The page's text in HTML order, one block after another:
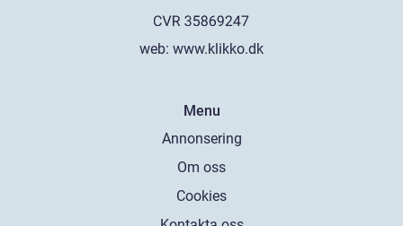
web: www.klikko.dk
Menu
Annonsering
Om oss
Cookies